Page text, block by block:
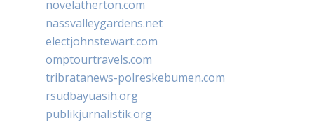
novelatherton.com
nassvalleygardens.net
electjohnstewart.com
omptourtravels.com
tribratanews-polreskebumen.com
rsudbayuasih.org
publikjurnalistik.org